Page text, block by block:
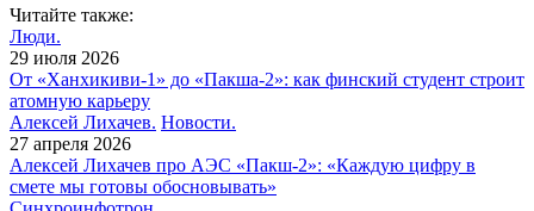
Читайте также:
Люди.
29 июля 2026
От «Ханхикиви-1» до «Пакша-2»: как финский студент строит
атомную карьеру
Алексей Лихачев. Новости.
27 апреля 2026
Алексей Лихачев про АЭС «Пакш-2»: «Каждую цифру в
смете мы готовы обосновывать»